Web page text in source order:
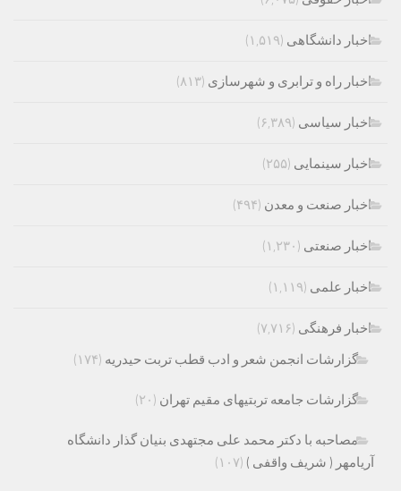
اخبار دانشگاهی (۱,۵۱۹)
اخبار راه و ترابری و شهرسازی (۸۱۳)
اخبار سیاسی (۶,۳۸۹)
اخبار سینمایی (۲۵۵)
اخبار صنعت و معدن (۴۹۴)
اخبار صنعتی (۱,۲۳۰)
اخبار علمی (۱,۱۱۹)
اخبار فرهنگی (۷,۷۱۶)
گزارشات انجمن شعر و ادب قطب تربت حیدریه (۱۷۴)
گزارشات جامعه تربتیهای مقیم تهران (۲۰)
مصاحبه با دکتر محمد علی مجتهدی بنیان گذار دانشگاه
آریامهر ( شریف واقفی ) (۱۰۷)